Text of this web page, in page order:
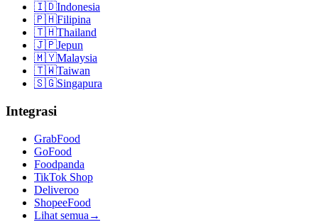
🇮🇩Indonesia
🇵🇭Filipina
🇹🇭Thailand
🇯🇵Jepun
🇲🇾Malaysia
🇹🇼Taiwan
🇸🇬Singapura
Integrasi
GrabFood
GoFood
Foodpanda
TikTok Shop
Deliveroo
ShopeeFood
Lihat semua →